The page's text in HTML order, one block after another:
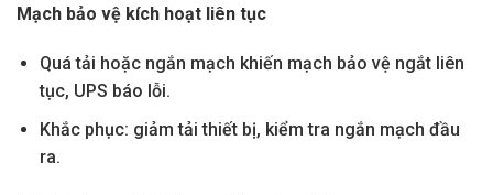
Mạch bảo vệ kích hoạt liên tục
Quá tải hoặc ngắn mạch khiến mạch bảo vệ ngắt liên
tục, UPS báo lỗi.
Khắc phục: giảm tải thiết bị, kiểm tra ngắn mạch đầu
ra.